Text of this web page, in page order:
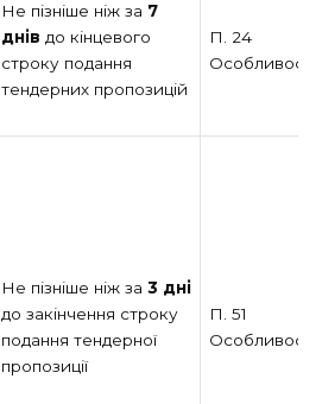
Не пізніше ніж за 7
днів до кінцевого
строку подання
тендерних пропозицій
П. 24
Не пізніше ніж за 3 дні
до закінчення строку
подання тендерної
пропозиції
П. 51